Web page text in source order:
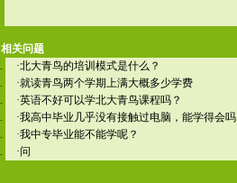
相关问题
·北大青鸟的培训模式是什么？
·就读青鸟两个学期上满大概多少学费
·英语不好可以学北大青鸟课程吗？
·我高中毕业几乎没有接触过电脑，能学得会吗
·我中专毕业能不能学呢？
·问